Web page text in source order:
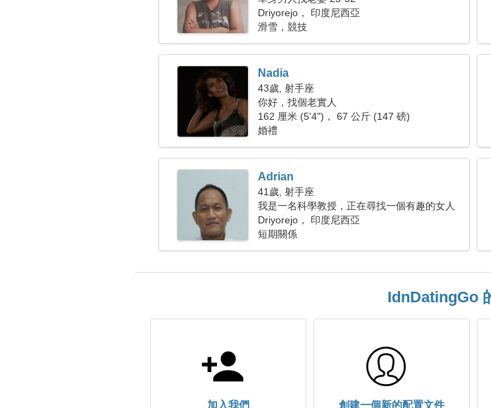
Driyorejo， 印度尼西亞
滑雪，競技
Nadia
43歲, 射手座
你好，找個老實人
162 厘米 (5'4")， 67 公斤 (147 磅)
婚禮
Adrian
41歲, 射手座
我是一名科學教授，正在尋找一個有趣的女人
Driyorejo， 印度尼西亞
短期關係
IdnDatingGo
加入我們 創建一個新的配置文件